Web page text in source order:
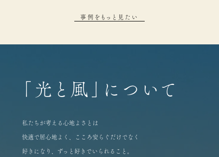
事例をもっと見たい
「光と風」について
私たちが考える心地よさとは
快適で居心地よく、こころ安らぐだけでなく
好きになり、ずっと好きでいられること。